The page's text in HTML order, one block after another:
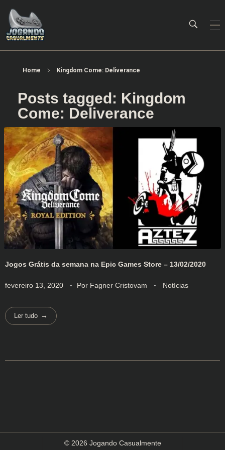
Home Kingdom Come: Deliverance
Posts tagged: Kingdom
Come: Deliverance
Jogos Grátis da semana na Epic Games Store – 13/02/2020
fevereiro 13, 2020 Por Fagner Cristovam Notícias
Ler tudo
© 2026 Jogando Casualmente